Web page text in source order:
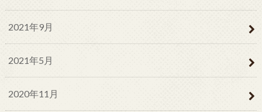
2021年9月
2021年5月
2020年11月